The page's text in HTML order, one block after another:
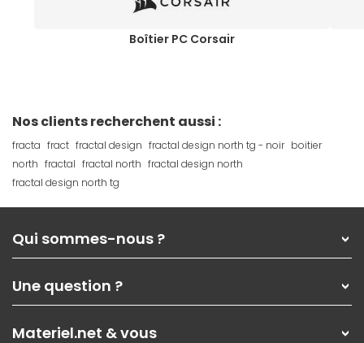
Boîtier PC Corsair
Nos clients recherchent aussi :
fracta fract fractal design fractal design north tg - noir boitier
north fractal fractal north fractal design north
fractal design north tg
Qui sommes-nous ?
Nos services
Les magasins Materiel.net
Nos solutions pour les pros
Une question ?
Paiement, livraison
Materiel.net & vous